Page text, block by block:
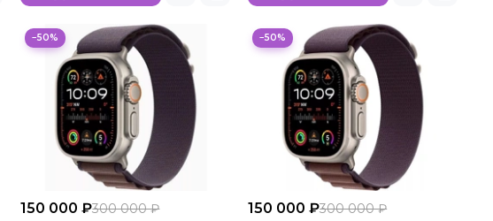
−50%
150 000 ₽300 000 ₽
−50%
150 000 ₽300 000 ₽